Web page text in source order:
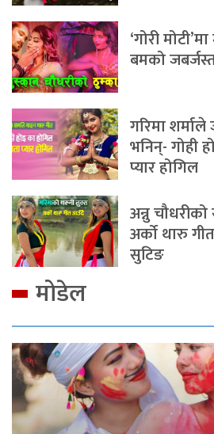
‘गोरी
बमको
गरिमा
भनिन्- गोही
प्यार होगिल
अन्नु चौधरीको
अर्को थारु
सुटिङ
मोडेल